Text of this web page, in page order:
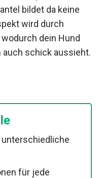
bildet da keine
wird durch
dein Hund
schick aussieht.
für jede